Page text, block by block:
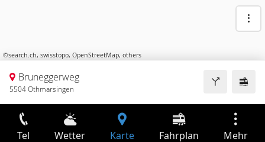
©search.ch, swisstopo, OpenStreetMap, others
Bruneggerweg
5504 Othmarsingen
Tel Wetter Karte Fahrplan Mehr